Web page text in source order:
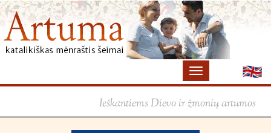
Ieškantiems Dievo ir žmonių artumos
×